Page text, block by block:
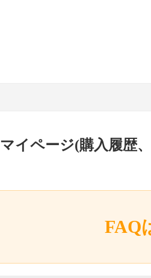
マイページ(購入履歴
FAQ